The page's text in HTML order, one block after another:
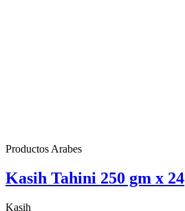
Productos Arabes
Kasih Tahini 250 gm x 24
Kasih